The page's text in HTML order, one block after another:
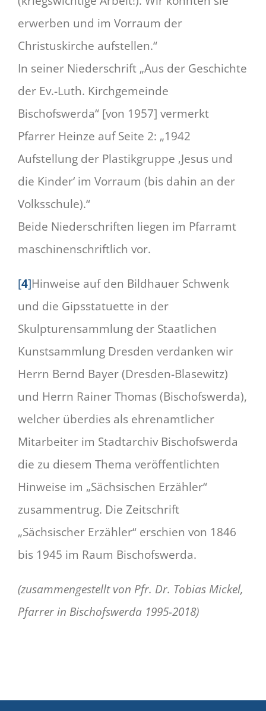
erwerben und im Vorraum der
Christuskirche aufstellen.“
In seiner Niederschrift „Aus der Geschichte
der Ev.-Luth. Kirchgemeinde
Bischofswerda“ [von 1957] vermerkt
Pfarrer Heinze auf Seite 2: „1942
Aufstellung der Plastikgruppe ‚Jesus und
die Kinder‘ im Vorraum (bis dahin an der
Volksschule).“
Beide Niederschriften liegen im Pfarramt
maschinenschriftlich vor.
[4]Hinweise auf den Bildhauer Schwenk
und die Gipsstatuette in der
Skulpturensammlung der Staatlichen
Kunstsammlung Dresden verdanken wir
Herrn Bernd Bayer (Dresden-Blasewitz)
und Herrn Rainer Thomas (Bischofswerda),
welcher überdies als ehrenamtlicher
Mitarbeiter im Stadtarchiv Bischofswerda
die zu diesem Thema veröffentlichten
Hinweise im „Sächsischen Erzähler“
zusammentrug. Die Zeitschrift
„Sächsischer Erzähler“ erschien von 1846
bis 1945 im Raum Bischofswerda.
(zusammengestellt von Pfr. Dr. Tobias Mickel,
Pfarrer in Bischofswerda 1995-2018)